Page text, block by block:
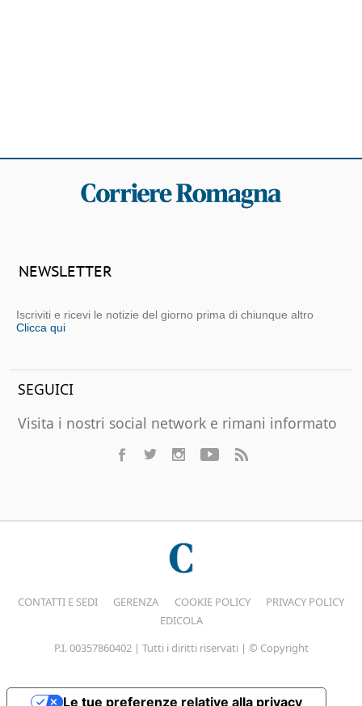
NEWSLETTER
Iscriviti e ricevi le notizie del giorno prima di chiunque altro
Clicca qui
SEGUICI
Visita i nostri social network e rimani informato
CONTATTI E SEDI GERENZA COOKIE POLICY
PRIVACY POLICY
EDICOLA
P.I. 00357860402 | Tutti i diritti riservati | © Copyright
Le tue preferenze relative alla privacy